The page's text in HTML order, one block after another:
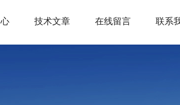
技术文章 在线留言 联系